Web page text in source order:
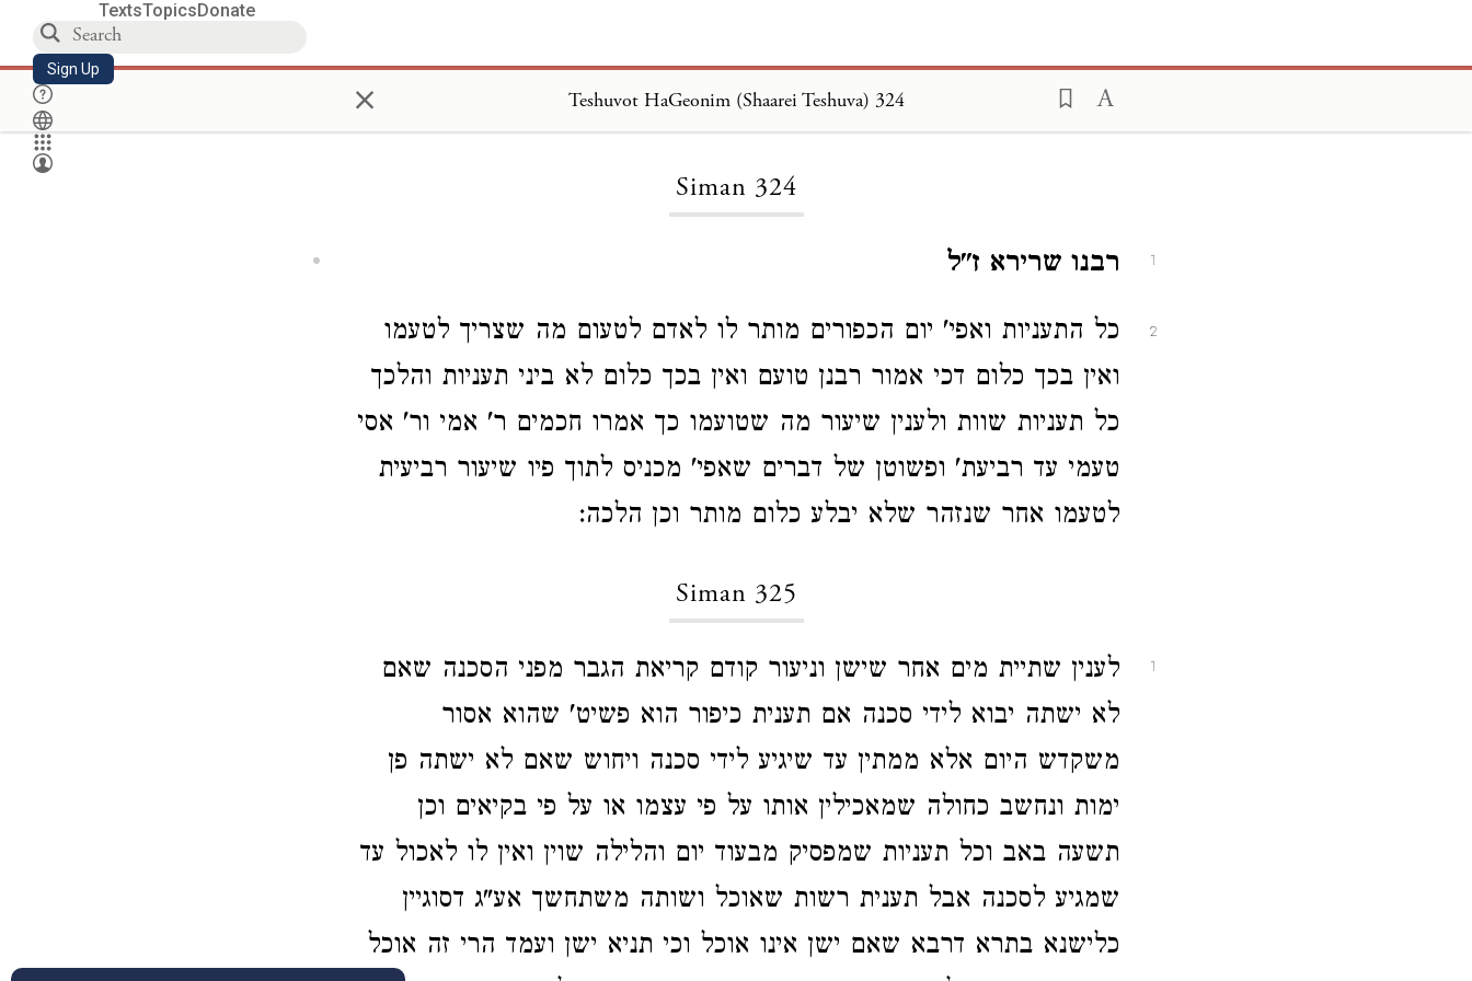
TextsTopicsDonate
Sign Up × Teshuvot HaGeonim (Shaarei Teshuva) 324
Siman 324
1 רבנו שרירא ז"ל
2
כל התעניות ואפי' יום הכפורים מותר לו לאדם לטעום מה שצריך לטעמו
ואין בכך כלום דכי אמור רבנן טועם ואין בכך כלום לא ביני תעניות והלכך
כל תעניות שוות ולענין שיעור מה שטועמו כך אמרו חכמים ר' אמי ור' אסי
טעמי עד רביעת' ופשוטן של דברים שאפי' מכניס לתוך פיו שיעור רביעית
לטעמו אחר שנזהר שלא יבלע כלום מותר וכן הלכה:
Siman 325
1
לענין שתיית מים אחר שישן וניעור קודם קריאת הגבר מפני הסכנה שאם
לא ישתה יבוא לידי סכנה אם תענית כיפור הוא פשיט' שהוא אסור
משקדש היום אלא ממתין עד שיגיע לידי סכנה ויחוש שאם לא ישתה פן
ימות ונחשב כחולה שמאכילין אותו על פי עצמו או על פי בקיאים וכן
תשעה באב וכל תעניות שמפסיק מבעוד יום והלילה שוין ואין לו לאכול עד
שמגיע לסכנה אבל תענית רשות שאוכל ושותה משתחשך אע"ג דסוגיין
כלישנא בתרא דרבא שאם ישן אינו אוכל וכי תניא ישן ועמד הרי זה אוכל